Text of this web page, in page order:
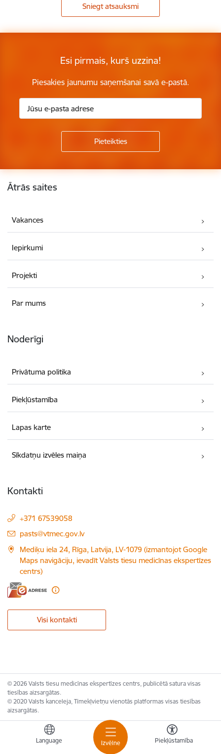
Izvēlne
Language Piekļūstamība
Sniegt atsauksmi
Esi pirmais, kurš uzzina!
Piesakies jaunumu saņemšanai savā e-pastā.
Kājene
Ātrās saites
Vakances
Iepirkumi
Projekti
Par mums
Noderīgi
Privātuma politika
Piekļūstamība
Lapas karte
Sīkdatņu izvēles maiņa
Kontakti
+371 67539058
E-pasts:
pasts@vtmec.gov.lv
Mediķu iela 24, Rīga, Latvija, LV-1079 (izmantojot Google
Maps navigāciju, ievadīt Valsts tiesu medicīnas ekspertīzes
centrs)
Visi kontakti
© 2026 Valsts tiesu medicīnas ekspertīzes centrs, publicētā satura visas
tiesības aizsargātas.
© 2020 Valsts kanceleja, Tīmekļvietņu vienotās platformas visas tiesības
aizsargātas.